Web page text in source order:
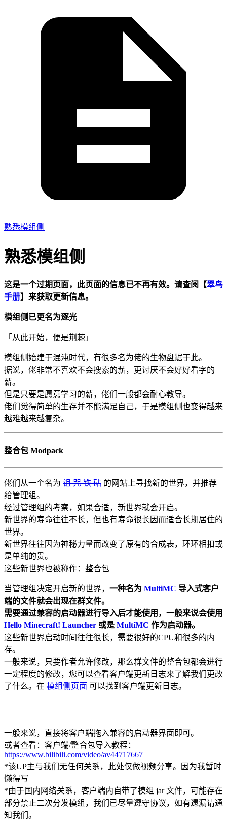
熟悉模组侧
熟悉模组侧
这是一个过期页面，此页面的信息已不再有效。请查阅【翠鸟
手册】来获取更新信息。
模组侧已更名为逐光
「从此开始，便是荆棘」
模组侧始建于混沌时代，有很多名为佬的生物盘踞于此。
据说，佬非常不喜欢不会搜索的薪，更讨厌不会好好看字的
薪。
但是只要是愿意学习的薪，佬们一般都会耐心教导。
佬们觉得简单的生存并不能满足自己，于是模组侧也变得越来
越难越来越复杂。
整合包 Modpack
佬们从一个名为 诅 咒 铁 砧 的网站上寻找新的世界，并推荐
给管理组。
经过管理组的考察，如果合适，新世界就会开启。
新世界的寿命往往不长，但也有寿命很长因而适合长期居住的
世界。
新世界往往因为神秘力量而改变了原有的合成表，环环相扣或
是单纯的贵。
这些新世界也被称作：整合包
当管理组决定开启新的世界， 一种名为 MultiMC 导入式客户
端的文件就会出现在群文件。
需要通过兼容的启动器进行导入后才能使用，一般来说会使用
Hello Minecraft! Launcher 或是 MultiMC 作为启动器。
这些新世界启动时间往往很长，需要很好的CPU和很多的内
存。
一般来说，只要作者允许修改，那么群文件的整合包都会进行
一定程度的修改，您可以查看客户端更新日志来了解我们更改
了什么。在 模组侧页面 可以找到客户端更新日志。
一般来说，直接将客户端拖入兼容的启动器界面即可。
或者查看：客户端/整合包导入教程：
https://www.bilibili.com/video/av44717667
*该UP主与我们无任何关系，此处仅做视频分享。 因为我暂时
懒得写
*由于国内网络关系，客户端内自带了模组 jar 文件，可能存在
部分禁止二次分发模组，我们已尽量遵守协议，如有遗漏请通
知我们。